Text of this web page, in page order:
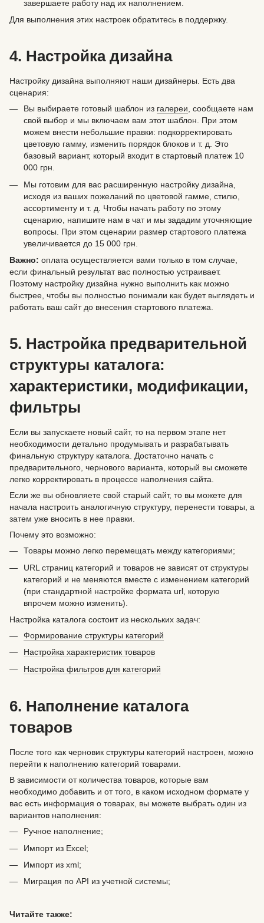
завершаете работу над их наполнением.
Для выполнения этих настроек обратитесь в поддержку.
4. Настройка дизайна
Настройку дизайна выполняют наши дизайнеры. Есть два
сценария:
Вы выбираете готовый шаблон из галереи, сообщаете нам
свой выбор и мы включаем вам этот шаблон. При этом
можем внести небольшие правки: подкорректировать
цветовую гамму, изменить порядок блоков и т. д. Это
базовый вариант, который входит в стартовый платеж 10
000 грн.
Мы готовим для вас расширенную настройку дизайна,
исходя из ваших пожеланий по цветовой гамме, стилю,
ассортименту и т. д. Чтобы начать работу по этому
сценарию, напишите нам в чат и мы зададим уточняющие
вопросы. При этом сценарии размер стартового платежа
увеличивается до 15 000 грн.
Важно: оплата осуществляется вами только в том случае,
если финальный результат вас полностью устраивает.
Поэтому настройку дизайна нужно выполнить как можно
быстрее, чтобы вы полностью понимали как будет выглядеть и
работать ваш сайт до внесения стартового платежа.
5. Настройка предварительной
структуры каталога:
характеристики, модификации,
фильтры
Если вы запускаете новый сайт, то на первом этапе нет
необходимости детально продумывать и разрабатывать
финальную структуру каталога. Достаточно начать с
предварительного, чернового варианта, который вы сможете
легко корректировать в процессе наполнения сайта.
Если же вы обновляете свой старый сайт, то вы можете для
начала настроить аналогичную структуру, перенести товары, а
затем уже вносить в нее правки.
Почему это возможно:
Товары можно легко перемещать между категориями;
URL страниц категорий и товаров не зависят от структуры
категорий и не меняются вместе с изменением категорий
(при стандартной настройке формата url, которую
впрочем можно изменить).
Настройка каталога состоит из нескольких задач:
Формирование структуры категорий
Настройка характеристик товаров
Настройка фильтров для категорий
6. Наполнение каталога
товаров
После того как черновик структуры категорий настроен, можно
перейти к наполнению категорий товарами.
В зависимости от количества товаров, которые вам
необходимо добавить и от того, в каком исходном формате у
вас есть информация о товарах, вы можете выбрать один из
вариантов наполнения:
Ручное наполнение;
Импорт из Excel;
Импорт из xml;
Миграция по API из учетной системы;
Читайте также: